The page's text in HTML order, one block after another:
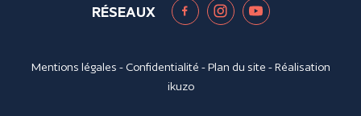
RÉSEAUX
Mentions légales - Confidentialité -Plan du site - Réalisation
ikuzo